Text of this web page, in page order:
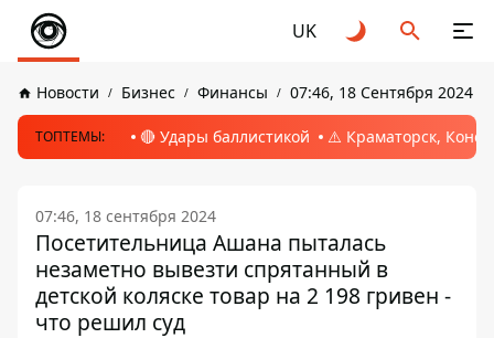
UK
Новости Бизнес Финансы 07:46, 18 Сентября 2024
ТОПТЕМЫ: 🔴 Удары баллистикой ⚠️ Краматорск,
07:46, 18 сентября 2024
Посетительница Ашана пыталась
незаметно вывезти спрятанный в
детской коляске товар на 2 198 гривен -
что решил суд